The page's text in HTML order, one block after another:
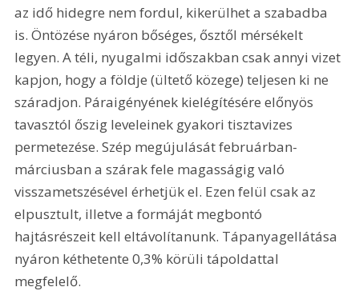
az idő hidegre nem fordul, kikerülhet a szabadba
is. Öntözése nyáron bőséges, ősztől mérsékelt
legyen. A téli, nyugalmi időszakban csak annyi vizet
kapjon, hogy a földje (ültető közege) teljesen ki ne
száradjon. Páraigényének kielégítésére előnyös
tavasztól őszig leveleinek gyakori tisztavizes
permetezése. Szép megújulását februárban-
márciusban a szárak fele magasságig való
visszametszésével érhetjük el. Ezen felül csak az
elpusztult, illetve a formáját megbontó
hajtásrészeit kell eltávolítanunk. Tápanyagellátása
nyáron kéthetente 0,3% körüli tápoldattal
megfelelő.